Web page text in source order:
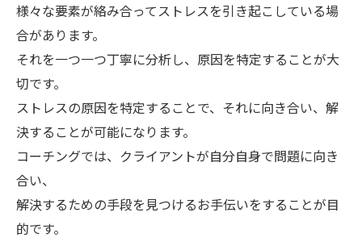
様々な要素が絡み合ってストレスを引き起こしている場
合があります。
それを一つ一つ丁寧に分析し、原因を特定することが大
切です。
ストレスの原因を特定することで、それに向き合い、解
決することが可能になります。
コーチングでは、クライアントが自分自身で問題に向き
合い、
解決するための手段を見つけるお手伝いをすることが目
的です。